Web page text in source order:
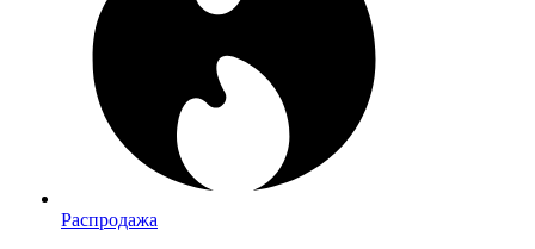
Распродажа